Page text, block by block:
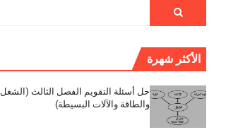
الأكثر شهرة
حل أسئلة التقويم الفصل الثالث (الشغل
والطاقة والآلات البسيطة)